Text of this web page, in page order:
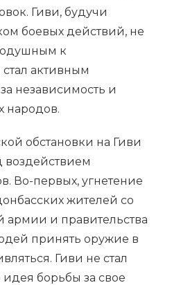
Гиви, будучи
боевых действий, не
к
активным
независимость и
народов.
обстановки на Гиви
Во-первых, угнетение
жителей со
армии и правительства
принять оружие в
Гиви не стал
борьбы за свое